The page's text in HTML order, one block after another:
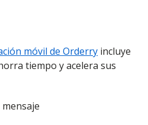
móvil de Orderry incluye
tiempo y acelera sus